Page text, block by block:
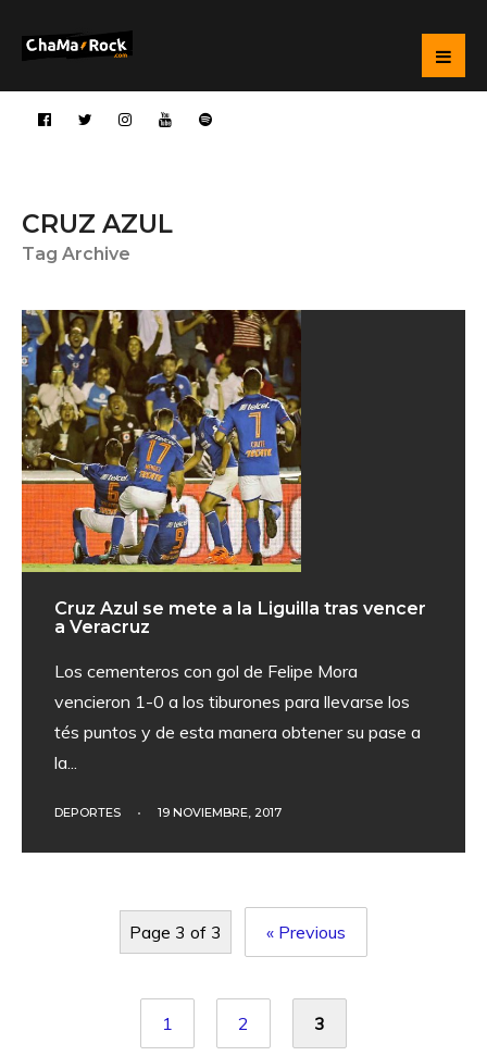
CRUZ AZUL
Tag Archive
Cruz Azul se mete a la Liguilla tras vencer
a Veracruz
Los cementeros con gol de Felipe Mora
vencieron 1-0 a los tiburones para llevarse los
tés puntos y de esta manera obtener su pase a
la...
DEPORTES • 19 NOVIEMBRE, 2017
Page 3 of 3 « Previous
1 2 3